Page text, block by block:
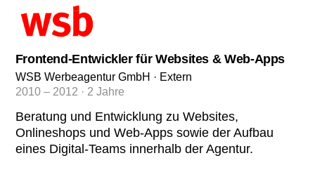
Frontend-Entwickler für Websites & Web-Apps
WSB Werbeagentur GmbH · Extern
2010 – 2012 · 2 Jahre
Beratung und Entwicklung zu Websites,
Onlineshops und Web-Apps sowie der Aufbau
eines Digital-Teams innerhalb der Agentur.